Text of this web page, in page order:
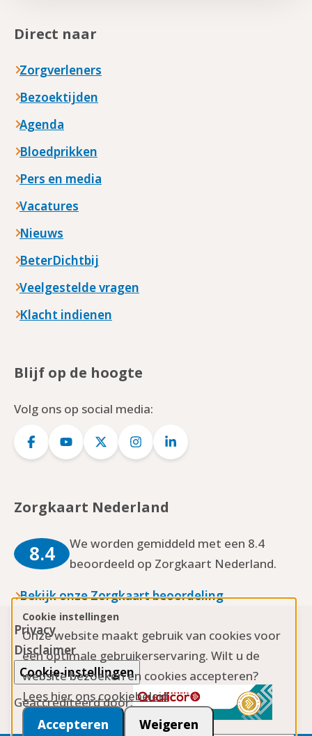
Cookie instellingen
Onze website maakt gebruik van cookies voor
een optimale gebruikerservaring. Wilt u de
website bezoeken en cookies accepteren?
Lees hier ons cookiebeleid
Accepteren
Weigeren
Direct naar
Zorgverleners
Bezoektijden
Agenda
Bloedprikken
Pers en media
Vacatures
Nieuws
BeterDichtbij
Veelgestelde vragen
Klacht indienen
Blijf op de hoogte
Volg ons op social media:
Logo
Logo
Logo
Logo
Logo
Zorgkaart Nederland
8.4
We worden gemiddeld met een 8.4
beoordeeld op Zorgkaart Nederland.
Bekijk onze Zorgkaart beoordeling
Privacy
Disclaimer
Cookie-instellingen
Geaccrediteerd door: